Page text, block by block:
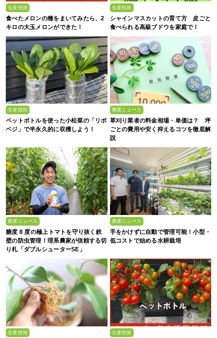
生産技術
食べたメロンの種をまいてみたら、2
キロの大玉メロンができた！
生産技術
シャインマスカットの育て方 皮ごと
食べられる高級ブドウを家庭で！
生産技術
ペットボトルを使った小松菜の「リボ
ベジ」で半永久的に収穫しよう！
農業ニュース
草刈り業者の料金相場・単価は？ 坪
ごとの費用や安く抑えるコツを徹底解
説
農業ニュース
糖度 8 度の極上トマトを守り抜く鉄
壁の防虫管理！理系農家が信頼する切
り札「ダブルシューターSE」
農業ニュース
手をかけずに自動で管理可能！小型・
低コストで始める水耕栽培
生産技術 生産技術